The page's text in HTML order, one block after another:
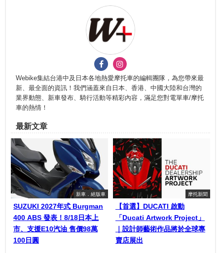
Webike集結台港中及日本各地熱愛摩托車的編輯團隊，為您帶來最
新、最全面的資訊！我們涵蓋來自日本、香港、中國大陸和台灣的
業界動態、新車發布、騎行活動等精彩內容，滿足您對電單車/摩托
車的熱情！
最新文章
新車．絕版車
SUZUKI 2027年式 Burgman
400 ABS 發表！8/18日本上
市、支援E10汽油 售價98萬
100日圓
摩托新聞
【首選】DUCATI 啟動
「Ducati Artwork Project」
｜設計師藝術作品將於全球專
賣店展出